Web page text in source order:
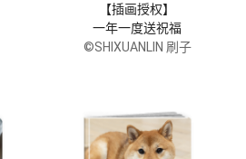
【插画授权】
一年一度送祝福
©SHIXUANLIN 刷子